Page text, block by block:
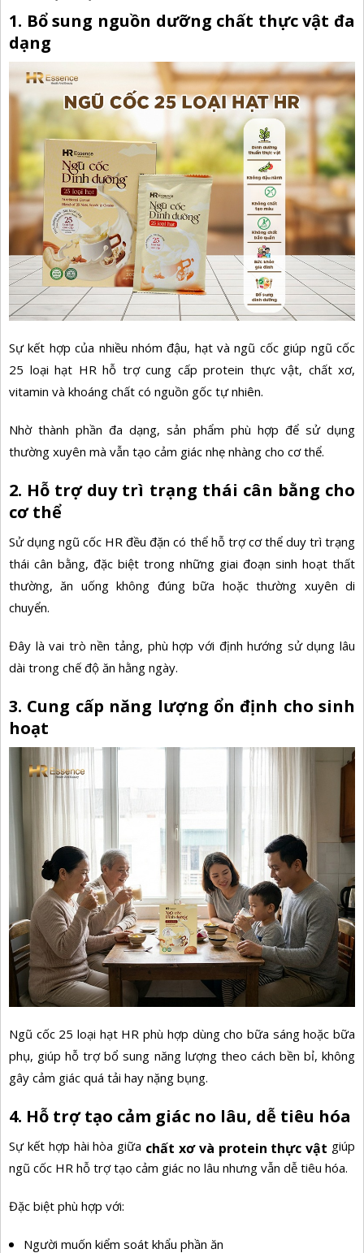
1. Bổ sung nguồn dưỡng chất thực vật đa
dạng
Sự kết hợp của nhiều nhóm đậu, hạt và ngũ cốc giúp ngũ cốc
25 loại hạt HR hỗ trợ cung cấp protein thực vật, chất xơ,
vitamin và khoáng chất có nguồn gốc tự nhiên.
Nhờ thành phần đa dạng, sản phẩm phù hợp để sử dụng
thường xuyên mà vẫn tạo cảm giác nhẹ nhàng cho cơ thể.
2. Hỗ trợ duy trì trạng thái cân bằng cho
cơ thể
Sử dụng ngũ cốc HR đều đặn có thể hỗ trợ cơ thể duy trì trạng
thái cân bằng, đặc biệt trong những giai đoạn sinh hoạt thất
thường, ăn uống không đúng bữa hoặc thường xuyên di
chuyển.
Đây là vai trò nền tảng, phù hợp với định hướng sử dụng lâu
dài trong chế độ ăn hằng ngày.
3. Cung cấp năng lượng ổn định cho sinh
hoạt
Ngũ cốc 25 loại hạt HR phù hợp dùng cho bữa sáng hoặc bữa
phụ, giúp hỗ trợ bổ sung năng lượng theo cách bền bỉ, không
gây cảm giác quá tải hay nặng bụng.
4. Hỗ trợ tạo cảm giác no lâu, dễ tiêu hóa
Sự kết hợp hài hòa giữa chất xơ và protein thực vật giúp
ngũ cốc HR hỗ trợ tạo cảm giác no lâu nhưng vẫn dễ tiêu hóa.
Đặc biệt phù hợp với:
Người muốn kiểm soát khẩu phần ăn